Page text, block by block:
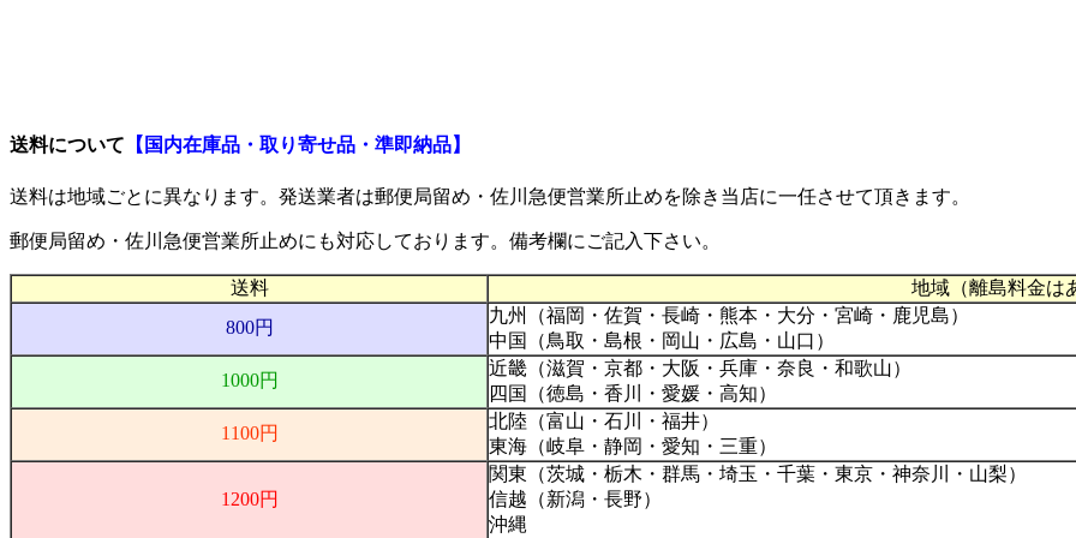
送料について 【国内在庫品・取り寄せ品・準即納品】
送料は地域ごとに異なります。発送業者は郵便局留め・佐川急便営業所止めを除き当店に一任させて頂きます。
郵便局留め・佐川急便営業所止めにも対応しております。備考欄にご記入下さい。
送料
地域（離島料金は
800円
九州（福岡・佐賀・長崎・熊本・大分・宮崎・鹿児島）
中国（鳥取・島根・岡山・広島・山口）
1000円
近畿（滋賀・京都・大阪・兵庫・奈良・和歌山）
四国（徳島・香川・愛媛・高知）
1100円
北陸（富山・石川・福井）
東海（岐阜・静岡・愛知・三重）
1200円
関東（茨城・栃木・群馬・埼玉・千葉・東京・神奈川・山梨）
信越（新潟・長野）
沖縄